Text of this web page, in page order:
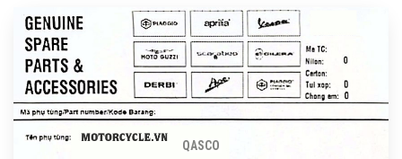
QASCO